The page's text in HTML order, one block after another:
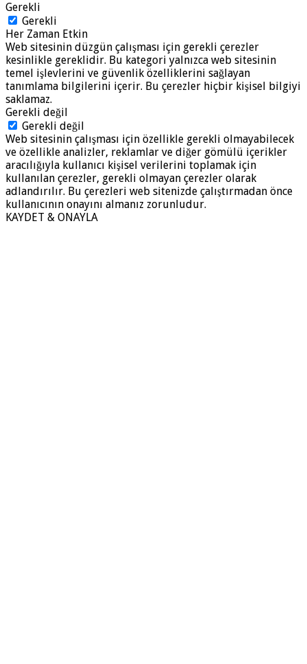
Gerekli
Gerekli
Her Zaman Etkin
Web sitesinin düzgün çalışması için gerekli çerezler
kesinlikle gereklidir. Bu kategori yalnızca web sitesinin
temel işlevlerini ve güvenlik özelliklerini sağlayan
tanımlama bilgilerini içerir. Bu çerezler hiçbir kişisel bilgiyi
saklamaz.
Gerekli değil
Gerekli değil
Web sitesinin çalışması için özellikle gerekli olmayabilecek
ve özellikle analizler, reklamlar ve diğer gömülü içerikler
aracılığıyla kullanıcı kişisel verilerini toplamak için
kullanılan çerezler, gerekli olmayan çerezler olarak
adlandırılır. Bu çerezleri web sitenizde çalıştırmadan önce
kullanıcının onayını almanız zorunludur.
KAYDET & ONAYLA